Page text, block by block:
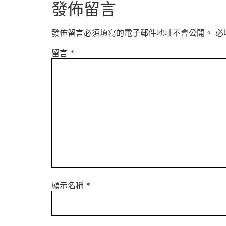
發佈留言
發佈留言必須填寫的電子郵件地址不會公開。 必
留言 *
顯示名稱 *